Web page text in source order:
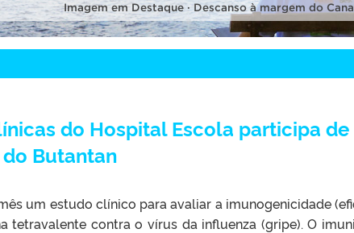
Imagem em Destaque · Descanso à margem do
do Hospital Escola participa de
Butantan
um estudo clínico para avaliar a imunogenicidade
tetravalente contra o vírus da influenza (gripe). O